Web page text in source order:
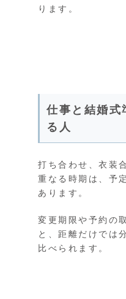
ります。
仕事と結婚式
る人
打ち合わせ、衣装
重なる時期は、予
あります。
変更期限や予約の
と、距離だけでは
比べられます。